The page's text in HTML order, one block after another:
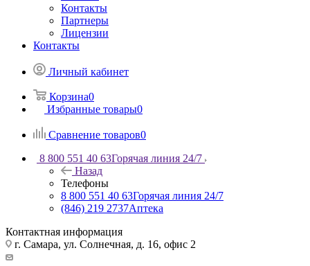
Контакты
Партнеры
Лицензии
Контакты
Личный кабинет
Корзина0
Избранные товары0
Сравнение товаров0
8 800 551 40 63Горячая линия 24/7
Назад
Телефоны
8 800 551 40 63Горячая линия 24/7
(846) 219 2737Аптека
Контактная информация
г. Самара, ул. Солнечная, д. 16, офис 2